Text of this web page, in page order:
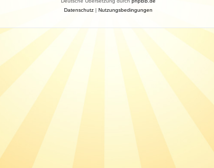
Datenschutz| Nutzungsbedingungen